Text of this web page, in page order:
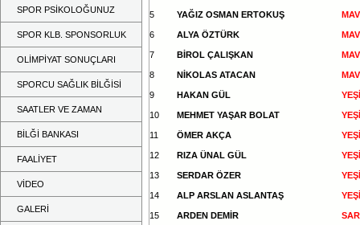
SPOR PSİKOLOĞUNUZ
SPOR KLB. SPONSORLUK
OLİMPİYAT SONUÇLARI
SPORCU SAĞLIK BİLĞİSİ
SAATLER VE ZAMAN
BİLĞİ BANKASI
FAALİYET
VİDEO
GALERİ
5 YAĞIZ OSMAN ERTOKUŞ
6 ALYA ÖZTÜRK
7 BİROL ÇALIŞKAN
8 NİKOLAS ATACAN
9 HAKAN GÜL
10 MEHMET YAŞAR BOLAT
11 ÖMER AKÇA
12 RIZA ÜNAL GÜL
13 SERDAR ÖZER
14 ALP ARSLAN ASLANTAŞ
15 ARDEN DEMİR